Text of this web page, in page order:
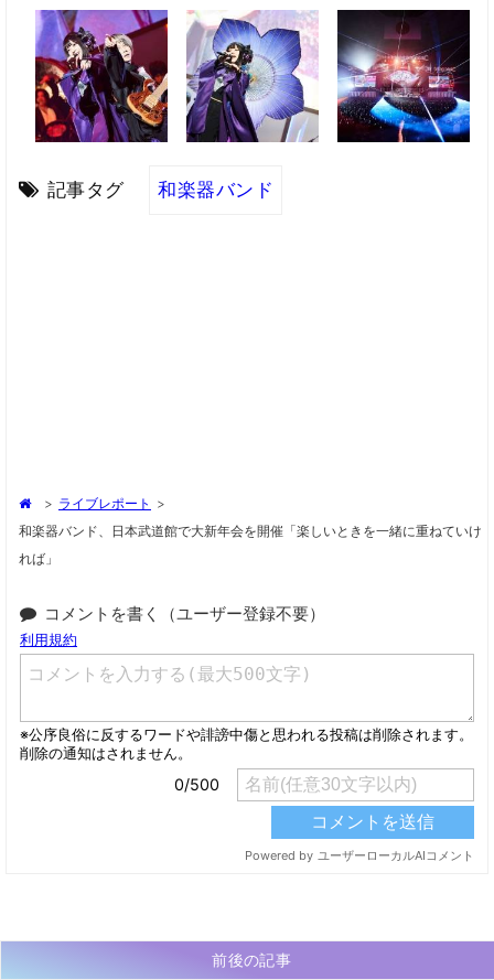
記事タグ 和楽器バンド
> ライブレポート >
和楽器バンド、日本武道館で大新年会を開催「楽しいときを一緒に重ねていけ
れば」
コメントを書く（ユーザー登録不要）
前後の記事